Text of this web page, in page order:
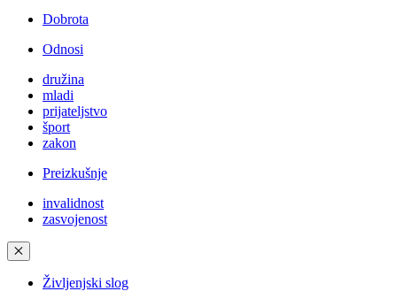
Dobrota
Odnosi
družina
mladi
prijateljstvo
šport
zakon
Preizkušnje
invalidnost
zasvojenost
✕
Življenjski slog